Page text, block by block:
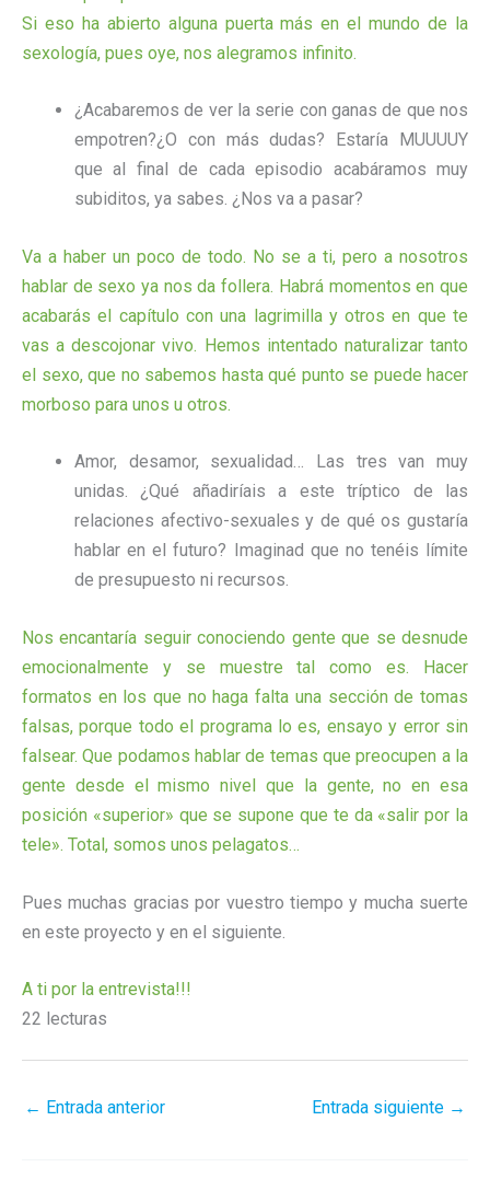
Si eso ha abierto alguna puerta más en el mundo de la
sexología, pues oye, nos alegramos infinito.
¿Acabaremos de ver la serie con ganas de que nos
empotren?¿O con más dudas? Estaría MUUUUY
que al final de cada episodio acabáramos muy
subiditos, ya sabes. ¿Nos va a pasar?
Va a haber un poco de todo. No se a ti, pero a nosotros
hablar de sexo ya nos da follera. Habrá momentos en que
acabarás el capítulo con una lagrimilla y otros en que te
vas a descojonar vivo. Hemos intentado naturalizar tanto
el sexo, que no sabemos hasta qué punto se puede hacer
morboso para unos u otros.
Amor, desamor, sexualidad… Las tres van muy
unidas. ¿Qué añadiríais a este tríptico de las
relaciones afectivo-sexuales y de qué os gustaría
hablar en el futuro? Imaginad que no tenéis límite
de presupuesto ni recursos.
Nos encantaría seguir conociendo gente que se desnude
emocionalmente y se muestre tal como es. Hacer
formatos en los que no haga falta una sección de tomas
falsas, porque todo el programa lo es, ensayo y error sin
falsear. Que podamos hablar de temas que preocupen a la
gente desde el mismo nivel que la gente, no en esa
posición «superior» que se supone que te da «salir por la
tele». Total, somos unos pelagatos…
Pues muchas gracias por vuestro tiempo y mucha suerte
en este proyecto y en el siguiente.
A ti por la entrevista!!!
22 lecturas
← Entrada anterior Entrada siguiente →